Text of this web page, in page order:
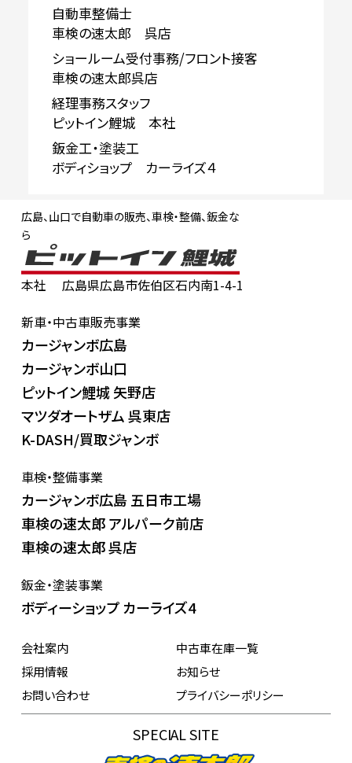
自動車整備士
車検の速太郎 呉店
ショールーム受付事務/フロント接客
車検の速太郎呉店
経理事務スタッフ
ピットイン鯉城 本社
鈑金工・塗装工
ボディショップ カーライズ４
広島、山口で自動車の販売、車検・整備、鈑金な
ら
本社
広島県広島市佐伯区石内南1-4-1
新車・中古車販売事業
カージャンボ広島
カージャンボ山口
ピットイン鯉城 矢野店
マツダオートザム 呉東店
K-DASH/買取ジャンボ
車検・整備事業
カージャンボ広島 五日市工場
車検の速太郎 アルパーク前店
車検の速太郎 呉店
鈑金・塗装事業
ボディーショップ カーライズ4
会社案内
中古車在庫一覧
採用情報
お知らせ
お問い合わせ
プライバシーポリシー
SPECIAL SITE